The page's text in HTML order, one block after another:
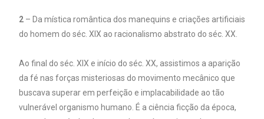
2 – Da mística romântica dos manequins e criações artificiais
do homem do séc. XIX ao racionalismo abstrato do séc. XX.
Ao final do séc. XIX e início do séc. XX, assistimos a aparição
da fé nas forças misteriosas do movimento mecânico que
buscava superar em perfeição e implacabilidade ao tão
vulnerável organismo humano. É a ciência ficção da época,